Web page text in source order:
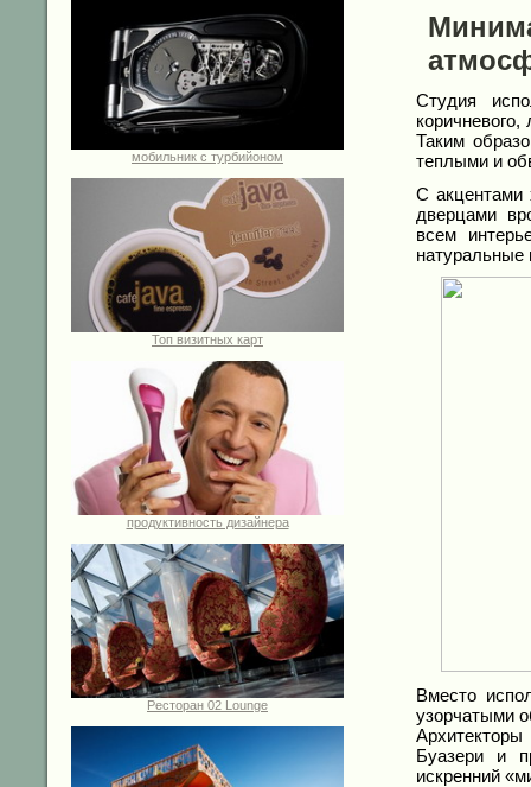
мобильник с турбийоном
Топ визитных карт
продуктивность дизайнера
Ресторан 02 Lounge
Студия
Таким
теплыми и
С акцентами
дверцами
всем
натуральные
Вместо
узорчатыми
Буазери и
искренний